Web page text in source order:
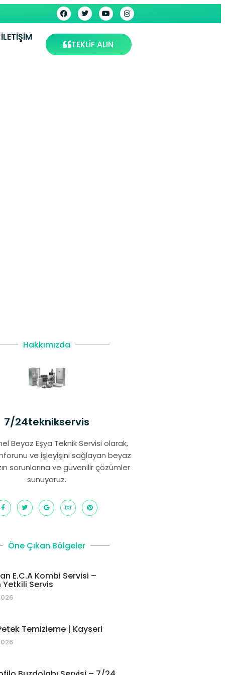
İLETIŞIM
TEKLİF ALIN
Hakkımızda
7/24teknikservis
Beyaz Eşya Teknik Servisi olarak,
ve işleyişini sağlayan beyaz
sorunlarına ve güvenilir çözümler
sunuyoruz.
Öne Çıkan Bölgeler
E.C.A Kombi Servisi –
Servis
Temizleme | Kayseri